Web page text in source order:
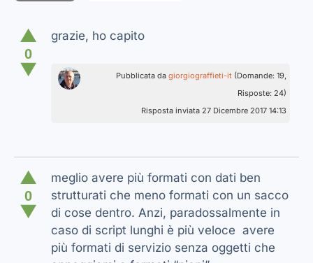
▲
0
▼
grazie, ho capito
Pubblicata da giorgiograffieti-it (Domande: 19,
Risposte: 24)
Risposta inviata 27 Dicembre 2017 14:13
▲
0
▼
meglio avere più formati con dati ben
strutturati che meno formati con un sacco
di cose dentro. Anzi, paradossalmente in
caso di script lunghi è più veloce avere
più formati di servizio senza oggetti che